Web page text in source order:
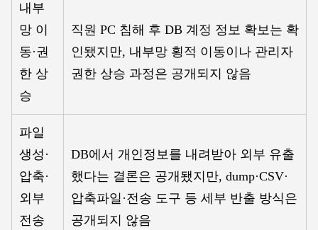
내부
망 이
동·권
한 상
승
직원 PC 침해 후 DB 계정 정보 확보는 확
인됐지만, 내부망 횡적 이동이나 관리자
권한 상승 과정은 공개되지 않음
파일
생성·
압축·
외부
전송
DB에서 개인정보를 내려받아 외부 유출
했다는 결론은 공개됐지만, dump·CSV·
압축파일·전송 도구 등 세부 반출 방식은
공개되지 않음